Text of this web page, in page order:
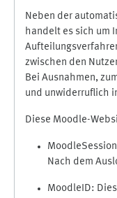
Neben der
handelt es sich um
zwischen den
Bei Ausnahmen,
und unwiderruflich
Diese Moodle-
Nach dem
MoodleID: